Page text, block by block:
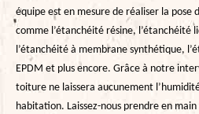
équipe est en mesure de réaliser la pose
comme l’étanchéité résine, l’étanchéité
l’étanchéité à membrane synthétique,
EPDM et plus encore. Grâce à notre
toiture ne laissera aucunement
habitation. Laissez-nous prendre en